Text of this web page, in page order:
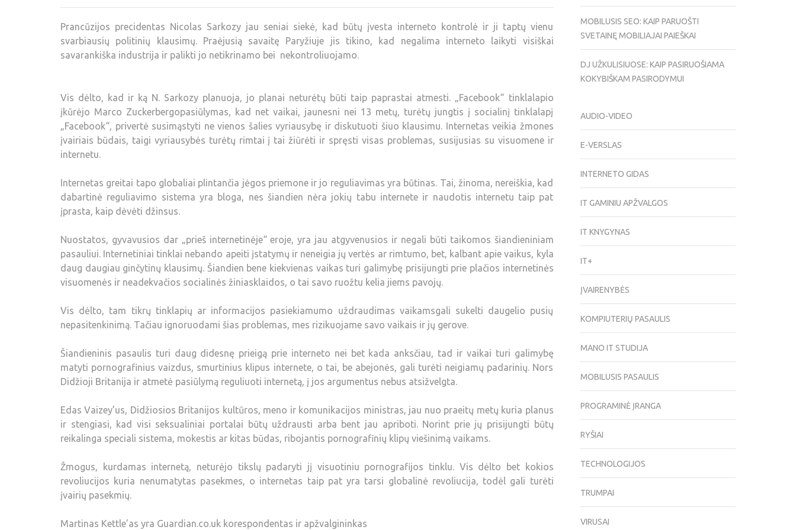
Prancūzijos precidentas Nicolas Sarkozy jau seniai siekė, kad būtų įvesta interneto kontrolė ir ji taptų vienu
svarbiausių politinių klausimų. Praėjusią savaitę Paryžiuje jis tikino, kad negalima interneto laikyti visiškai
savarankiška industrija ir palikti jo netikrinamo bei nekontroliuojamo.
Vis dėlto, kad ir ką N. Sarkozy planuoja, jo planai neturėtų būti taip paprastai atmesti. „Facebook“ tinklalapio
įkūrėjo Marco Zuckerbergopasiūlymas, kad net vaikai, jaunesni nei 13 metų, turėtų jungtis į socialinį tinklalapį
„Facebook“, privertė susimąstyti ne vienos šalies vyriausybę ir diskutuoti šiuo klausimu. Internetas veikia žmones
įvairiais būdais, taigi vyriausybės turėtų rimtai į tai žiūrėti ir spręsti visas problemas, susijusias su visuomene ir
internetu.
Internetas greitai tapo globaliai plintančia jėgos priemone ir jo reguliavimas yra būtinas. Tai, žinoma, nereiškia, kad
dabartinė reguliavimo sistema yra bloga, nes šiandien nėra jokių tabu internete ir naudotis internetu taip pat
įprasta, kaip dėvėti džinsus.
Nuostatos, gyvavusios dar „prieš internetinėje“ eroje, yra jau atgyvenusios ir negali būti taikomos šiandieniniam
pasauliui. Internetiniai tinklai nebando apeiti įstatymų ir neneigia jų vertės ar rimtumo, bet, kalbant apie vaikus, kyla
daug daugiau ginčytinų klausimų. Šiandien bene kiekvienas vaikas turi galimybę prisijungti prie plačios internetinės
visuomenės ir neadekvačios socialinės žiniasklaidos, o tai savo ruožtu kelia jiems pavojų.
Vis dėlto, tam tikrų tinklapių ar informacijos pasiekiamumo uždraudimas vaikamsgali sukelti daugelio pusių
nepasitenkinimą. Tačiau ignoruodami šias problemas, mes rizikuojame savo vaikais ir jų gerove.
Šiandieninis pasaulis turi daug didesnę prieigą prie interneto nei bet kada anksčiau, tad ir vaikai turi galimybę
matyti pornografinius vaizdus, smurtinius klipus internete, o tai, be abejonės, gali turėti neigiamų padarinių. Nors
Didžioji Britanija ir atmetė pasiūlymą reguliuoti internetą, į jos argumentus nebus atsižvelgta.
Edas Vaizey’us, Didžiosios Britanijos kultūros, meno ir komunikacijos ministras, jau nuo praeitų metų kuria planus
ir stengiasi, kad visi seksualiniai portalai būtų uždrausti arba bent jau apriboti. Norint prie jų prisijungti būtų
reikalinga speciali sistema, mokestis ar kitas būdas, ribojantis pornografinių klipų viešinimą vaikams.
Žmogus, kurdamas internetą, neturėjo tikslų padaryti jį visuotiniu pornografijos tinklu. Vis dėlto bet kokios
revoliucijos kuria nenumatytas pasekmes, o internetas taip pat yra tarsi globalinė revoliucija, todėl gali turėti
įvairių pasekmių.
Martinas Kettle’as yra Guardian.co.uk korespondentas ir apžvalgininkas
MOBILUSIS SEO: KAIP PARUOŠTI
SVETAINĘ MOBILIAJAI PAIEŠKAI
DJ UŽKULISIUOSE: KAIP PASIRUOŠIAMA
KOKYBIŠKAM PASIRODYMUI
AUDIO-VIDEO
E-VERSLAS
INTERNETO GIDAS
IT GAMINIU APŽVALGOS
IT KNYGYNAS
IT+
ĮVAIRENYBĖS
KOMPIUTERIŲ PASAULIS
MANO IT STUDIJA
MOBILUSIS PASAULIS
PROGRAMINĖ ĮRANGA
RYŠIAI
TECHNOLOGIJOS
TRUMPAI
VIRUSAI